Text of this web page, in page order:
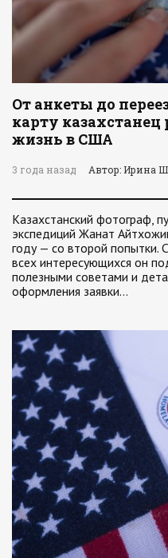
От анкеты до
карту казахстанец
жизнь в США
3 года назад Автор: Ирина
Казахстанский фотограф,
экспедиций Жанат
году — со второй попытки.
всех интересующихся он
полезными советами и
оформления заявки…